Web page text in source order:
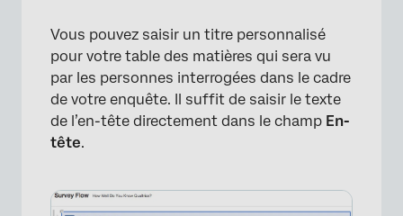
Vous pouvez saisir un titre personnalisé
pour votre table des matières qui sera vu
par les personnes interrogées dans le cadre
de votre enquête. Il suffit de saisir le texte
de l’en-tête directement dans le champ En-
tête.